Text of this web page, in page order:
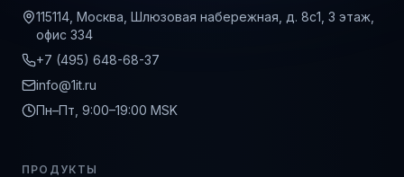
115114, Москва, Шлюзовая набережная, д. 8с1, 3 этаж,
офис 334
+7 (495) 648-68-37
info@1it.ru
Пн–Пт, 9:00–19:00 MSK
ПРОДУКТЫ